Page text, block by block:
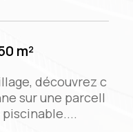
m²
allie le charme
Belle piè